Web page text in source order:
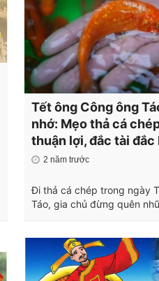
Tết ông Công ông
nhớ: Mẹo thả cá
thuận lợi, đắc tài đắc
2 năm trước
Đi thả cá chép trong ngày
Táo, gia chủ đừng quên